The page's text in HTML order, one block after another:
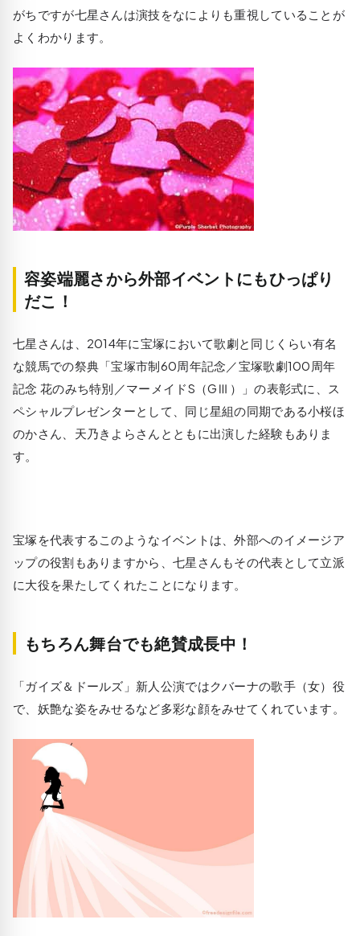
がちですが七星さんは演技をなによりも重視していることが
よくわかります。
容姿端麗さから外部イベントにもひっぱり
だこ！
七星さんは、2014年に宝塚において歌劇と同じくらい有名
な競馬での祭典「宝塚市制60周年記念／宝塚歌劇100周年
記念 花のみち特別／マーメイドS（GⅢ）」の表彰式に、ス
ペシャルプレゼンターとして、同じ星組の同期である小桜ほ
のかさん、天乃きよらさんとともに出演した経験もありま
す。
宝塚を代表するこのようなイベントは、外部へのイメージア
ップの役割もありますから、七星さんもその代表として立派
に大役を果たしてくれたことになります。
もちろん舞台でも絶賛成長中！
「ガイズ＆ドールズ」新人公演ではクバーナの歌手（女）役
で、妖艶な姿をみせるなど多彩な顔をみせてくれています。